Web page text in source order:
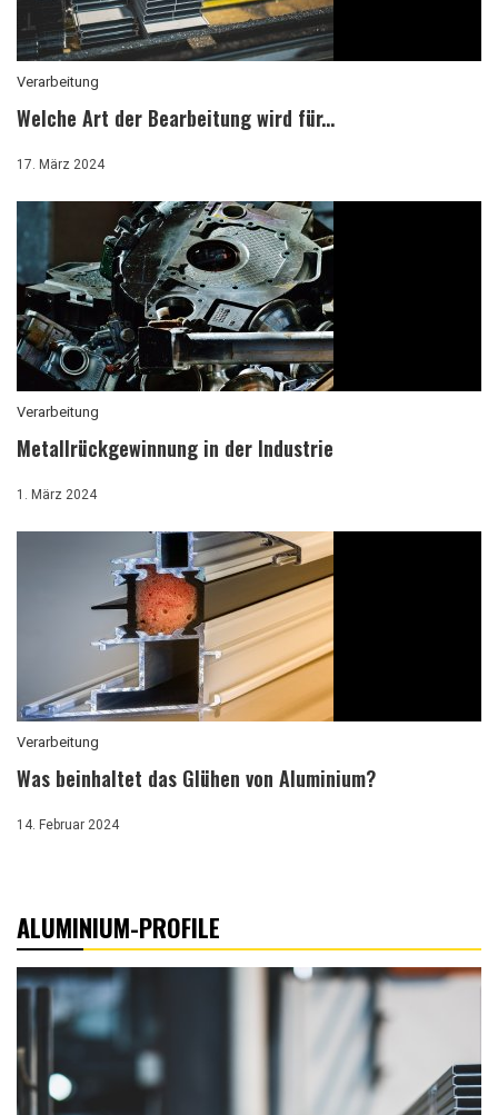
Verarbeitung
Welche Art der Bearbeitung wird für...
17. März 2024
Verarbeitung
Metallrückgewinnung in der Industrie
1. März 2024
Verarbeitung
Was beinhaltet das Glühen von Aluminium?
14. Februar 2024
ALUMINIUM-PROFILE